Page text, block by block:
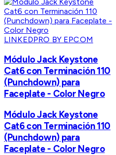
LINKEDPRO BY EPCOM
Módulo Jack Keystone
Cat6 con Terminación 110
(Punchdown) para
Faceplate - Color Negro
Módulo Jack Keystone
Cat6 con Terminación 110
(Punchdown) para
Faceplate - Color Negro